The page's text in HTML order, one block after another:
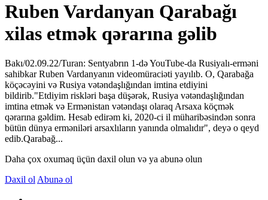
Ruben Vardanyan Qarabağı
xilas etmək qərarına gəlib
Bakı/02.09.22/Turan: Sentyabrın 1-də YouTube-da Rusiyalı-erməni
sahibkar Ruben Vardanyanın videomüraciəti yayılıb. O, Qarabağa
köçəcəyini və Rusiya vətəndaşlığından imtina etdiyini
bildirib."Etdiyim riskləri başa düşərək, Rusiya vətəndaşlığından
imtina etmək və Ermənistan vətəndaşı olaraq Arsaxa köçmək
qərarına gəldim. Hesab edirəm ki, 2020-ci il müharibəsindən sonra
bütün dünya erməniləri arsaxlıların yanında olmalıdır", deyə o qeyd
edib.Qarabağ...
Daha çox oxumaq üçün daxil olun və ya abunə olun
Daxil ol Abunə ol